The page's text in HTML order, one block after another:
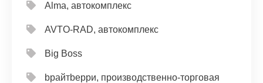
Alma, автокомплекс
AVTO-RAD, автокомплекс
Big Boss
bрайтbерри, производственно-торговая